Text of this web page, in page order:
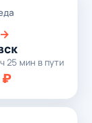
→
25 мин в пути
₽